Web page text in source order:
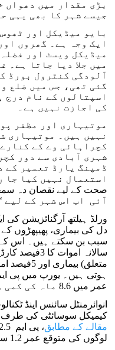
بڑی مقدار میں دھواں
جیسے شہر کا بھی یہی
بایو میڈیکل اور
ایک وجہ ہے۔ گھروں
میڈیکل ویسٹ اور
میں جلا دیا جاتا ہے۔
آلودگی کنٹرول بورڈ
گئی تھی، جس میں ضلع
اسپتالوں کے نام درج
کی اجازت نہیں ہے۔
موتیہاری اور مظفر
نہیں ہیں۔ موتیہاری
کچراہائی وے کے
شہری آبادی سے دور
ڈمپنگ یارڈ تعمیر کے
آئی اب اس شہر کے لیے
ورلڈ ہیلتھ آرگنائزیشن
دل کی بیماری، پھیپھڑوں
سبب بن سکتے ہیں۔ اس کے
سالانہ اموات
متعلق)
عمر میں 8.6 ماہ کی کمی واقع ہوئی ہے۔
کیمیکل سوسائٹی کی طرف
مقالے کے مطابق
لوگوں کی متوقع عمر 1.2 سے 1.9 سال تک کم کر دی ہے۔